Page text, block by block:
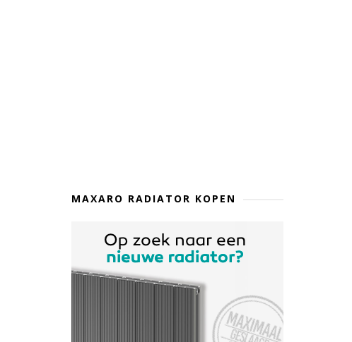
MAXARO RADIATOR KOPEN